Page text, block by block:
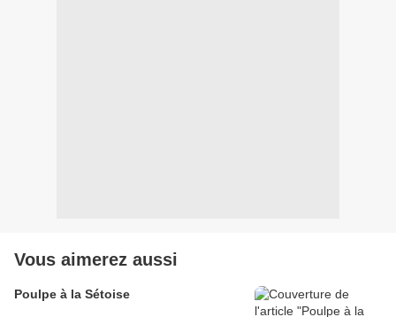
Vous aimerez aussi
Poulpe à la Sétoise